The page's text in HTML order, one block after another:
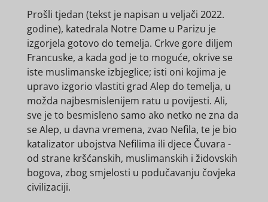
Prošli tjedan (tekst je napisan u veljači 2022.
godine), katedrala Notre Dame u Parizu je
izgorjela gotovo do temelja. Crkve gore diljem
Francuske, a kada god je to moguće, okrive se
iste muslimanske izbjeglice; isti oni kojima je
upravo izgorio vlastiti grad Alep do temelja, u
možda najbesmislenijem ratu u povijesti. Ali,
sve je to besmisleno samo ako netko ne zna da
se Alep, u davna vremena, zvao Nefila, te je bio
katalizator ubojstva Nefilima ili djece Čuvara -
od strane kršćanskih, muslimanskih i židovskih
bogova, zbog smjelosti u podučavanju čovjeka
civilizaciji.